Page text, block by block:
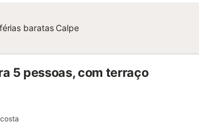
baratas Calpe
5 pessoas, com terraço